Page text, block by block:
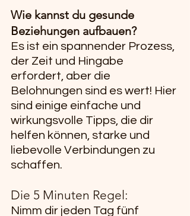
Wie kannst du gesunde
Beziehungen aufbauen?
Es ist ein spannender Prozess,
der Zeit und Hingabe
erfordert, aber die
Belohnungen sind es wert! Hier
sind einige einfache und
wirkungsvolle Tipps, die dir
helfen können, starke und
liebevolle Verbindungen zu
schaffen.
Die 5 Minuten Regel:
Nimm dir jeden Tag fünf